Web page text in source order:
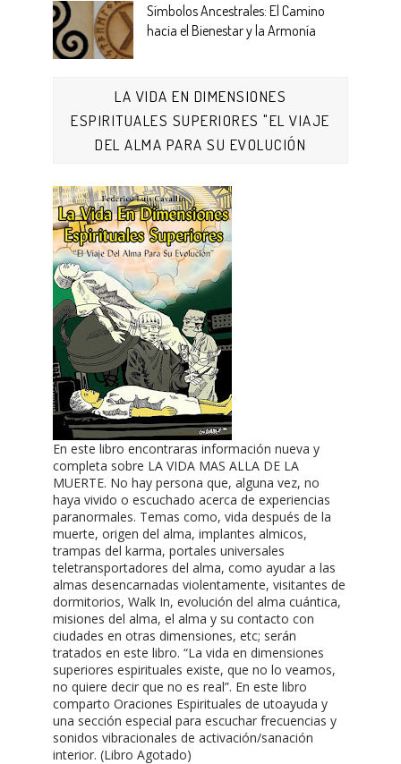
Símbolos Ancestrales: El Camino
hacia el Bienestar y la Armonía
LA VIDA EN DIMENSIONES
ESPIRITUALES SUPERIORES "EL VIAJE
DEL ALMA PARA SU EVOLUCIÓN
En este libro encontraras información nueva y
completa sobre LA VIDA MAS ALLA DE LA
MUERTE. No hay persona que, alguna vez, no
haya vivido o escuchado acerca de experiencias
paranormales. Temas como, vida después de la
muerte, origen del alma, implantes almicos,
trampas del karma, portales universales
teletransportadores del alma, como ayudar a las
almas desencarnadas violentamente, visitantes de
dormitorios, Walk In, evolución del alma cuántica,
misiones del alma, el alma y su contacto con
ciudades en otras dimensiones, etc; serán
tratados en este libro. “La vida en dimensiones
superiores espirituales existe, que no lo veamos,
no quiere decir que no es real”. En este libro
comparto Oraciones Espirituales de utoayuda y
una sección especial para escuchar frecuencias y
sonidos vibracionales de activación/sanación
interior. (Libro Agotado)